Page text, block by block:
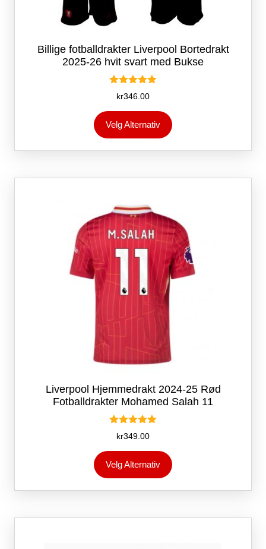
Billige fotballdrakter Liverpool Bortedrakt
2025-26 hvit svart med Bukse
Vurdert
5.00
av 5
kr346.00
Velg Alternativ
produktet
flere
Alternativene
på
produktsiden
Liverpool Hjemmedrakt 2024-25 Rød
Fotballdrakter Mohamed Salah 11
Vurdert
5.00
av 5
kr349.00
Velg Alternativ
produktet
flere
Alternativene